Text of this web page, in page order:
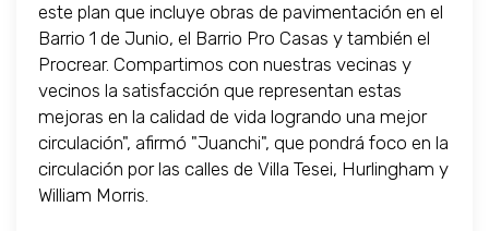
este plan que incluye obras de pavimentación en el
Barrio 1 de Junio, el Barrio Pro Casas y también el
Procrear. Compartimos con nuestras vecinas y
vecinos la satisfacción que representan estas
mejoras en la calidad de vida logrando una mejor
circulación", afirmó "Juanchi", que pondrá foco en la
circulación por las calles de Villa Tesei, Hurlingham y
William Morris.